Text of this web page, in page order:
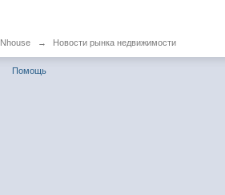
Nhouse → Новости рынка недвижимости
Помощь